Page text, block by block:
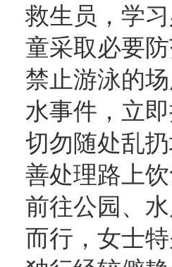
救生员，学
童采取必要
禁止游泳的
水事件，立
切勿随处乱
善处理路上
前往公园、
而行，女士